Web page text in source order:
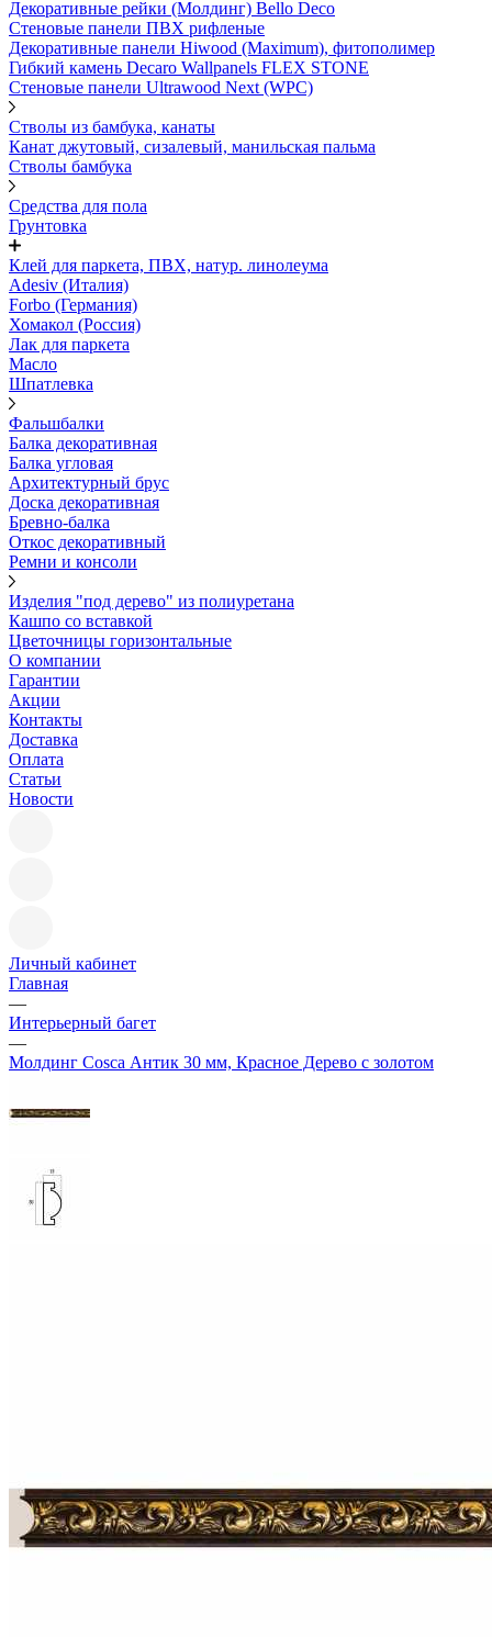
Декоративные рейки (Молдинг) Bello Deco
Стеновые панели ПВХ рифленые
Декоративные панели Hiwood (Maximum), фитополимер
Гибкий камень Decaro Wallpanels FLEX STONE
Стеновые панели Ultrawood Next (WPC)
Стволы из бамбука, канаты
Канат джутовый, сизалевый, манильская пальма
Стволы бамбука
Средства для пола
Грунтовка
Клей для паркета, ПВХ, натур. линолеума
Adesiv (Италия)
Forbo (Германия)
Хомакол (Россия)
Лак для паркета
Масло
Шпатлевка
Фальшбалки
Балка декоративная
Балка угловая
Архитектурный брус
Доска декоративная
Бревно-балка
Откос декоративный
Ремни и консоли
Изделия "под дерево" из полиуретана
Кашпо со вставкой
Цветочницы горизонтальные
О компании
Гарантии
Акции
Контакты
Доставка
Оплата
Статьи
Новости
Личный кабинет
Главная
—
Интерьерный багет
—
Молдинг Cosca Антик 30 мм, Красное Дерево с золотом